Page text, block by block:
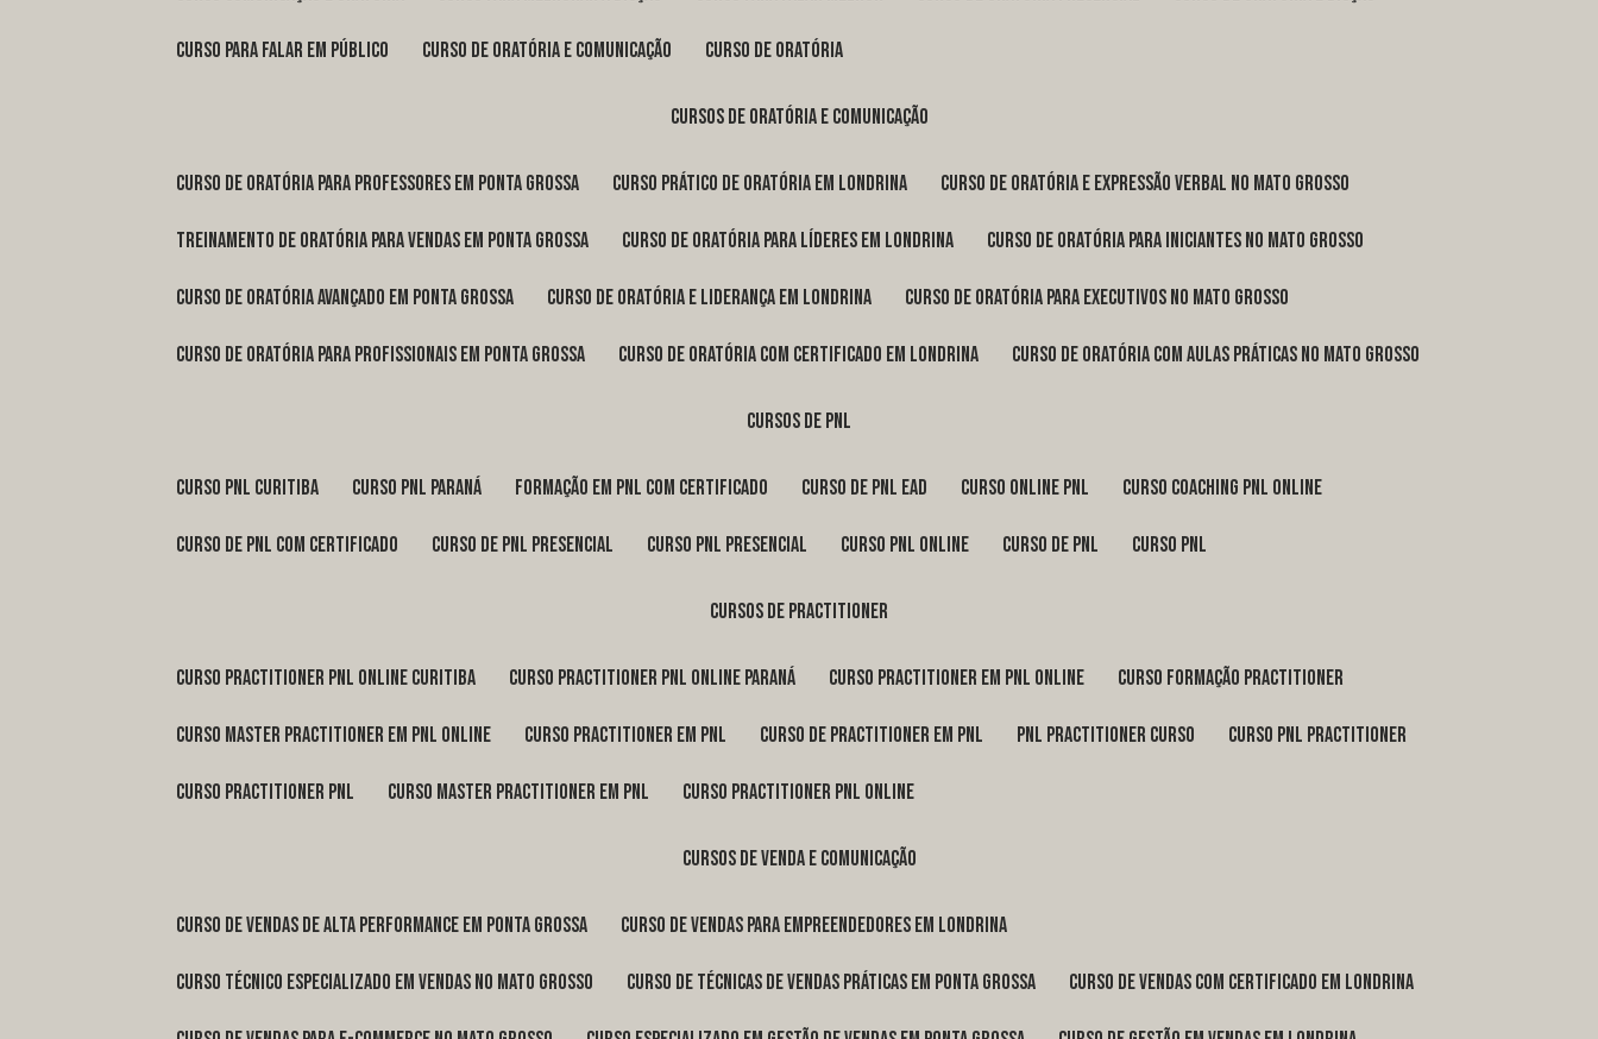
curso para falar em público curso de oratória e comunicação curso de oratória
cursos de oratória e comunicação
curso de oratória para professores em Ponta Grossa curso prático de oratória em Londrina curso de oratória e expressão verbal no Mato Grosso
treinamento de oratória para vendas em Ponta Grossa curso de oratória para líderes em Londrina curso de oratória para iniciantes no Mato Grosso
curso de oratória avançado em Ponta Grossa curso de oratória e liderança em Londrina curso de oratória para executivos no Mato Grosso
curso de oratória para profissionais em Ponta Grossa curso de oratória com certificado em Londrina curso de oratória com aulas práticas no Mato Grosso
cursos de pnl
curso pnl Curitiba curso pnl Paraná formação em pnl com certificado curso de pnl ead curso online pnl curso coaching pnl online
curso de pnl com certificado curso de pnl presencial curso pnl presencial curso pnl online curso de pnl curso pnl
cursos de practitioner
curso practitioner pnl online Curitiba curso practitioner pnl online Paraná curso practitioner em pnl online curso formação practitioner
curso master practitioner em pnl online curso practitioner em pnl curso de practitioner em pnl pnl practitioner curso curso pnl practitioner
curso practitioner pnl curso master practitioner em pnl curso practitioner pnl online
cursos de venda e comunicação
curso de vendas de alta performance em Ponta Grossa curso de vendas para empreendedores em Londrina
curso técnico especializado em vendas no Mato Grosso curso de técnicas de vendas práticas em Ponta Grossa curso de vendas com certificado em Londrina